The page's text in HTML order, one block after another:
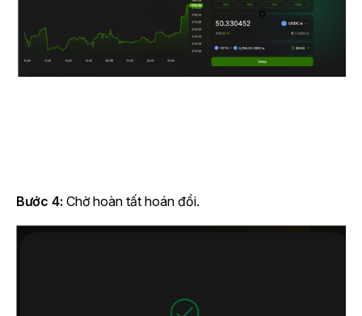
Bước 4: Chờ hoàn tất hoán đổi.